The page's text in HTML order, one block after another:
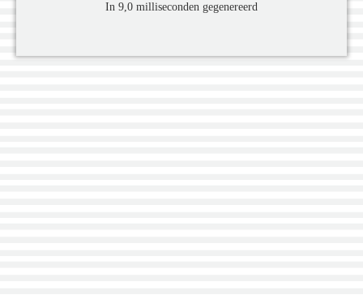
In 9,0 milliseconden gegenereerd